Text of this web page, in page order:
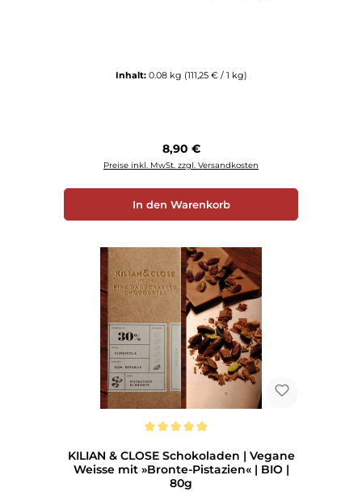
Inhalt: 0.08 kg (111,25 € / 1 kg)
Regulärer Preis:
8,90 €
Preise inkl. MwSt. zzgl. Versandkosten
In den Warenkorb
KILIAN & CLOSE Schokoladen | Vegane
Weisse mit »Bronte-Pistazien« | BIO |
80g